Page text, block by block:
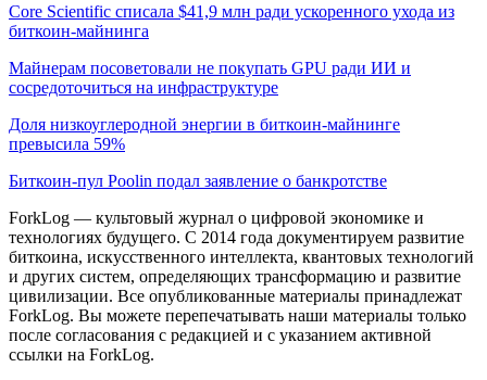
Core Scientific списала $41,9 млн ради ускоренного ухода из
биткоин-майнинга
Майнерам посоветовали не покупать GPU ради ИИ и
сосредоточиться на инфраструктуре
Доля низкоуглеродной энергии в биткоин-майнинге
превысила 59%
Биткоин-пул Poolin подал заявление о банкротстве
ForkLog — культовый журнал о цифровой экономике и
технологиях будущего. С 2014 года документируем развитие
биткоина, искусственного интеллекта, квантовых технологий
и других систем, определяющих трансформацию и развитие
цивилизации. Все опубликованные материалы принадлежат
ForkLog. Вы можете перепечатывать наши материалы только
после согласования с редакцией и с указанием активной
ссылки на ForkLog.